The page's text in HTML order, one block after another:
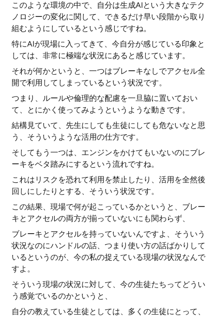
このような環境の中で、自分は生成AIという大きなテク
ノロジーの変化に関して、できるだけ早い段階から取り
組むようにしているという感じですね。
特にAIが現場に入ってきて、今自分が感じている印象と
しては、非常に極端な状況にあると感じています。
それが何かというと、一つはブレーキなしでアクセル全
開で利用してしまっているという状況です。
つまり、ルールや倫理的な配慮を一旦脇に置いておい
て、とにかく使ってみようというような動きです。
結構見ていて、先生にしても生徒にしても危ないなと思
う、そういうような活用の仕方です。
そしてもう一つは、エンジンをかけてもいないのにブレ
ーキをベタ踏みにするという流れですね。
これはリスクを恐れて利用を禁止したり、活用を全然後
回しにしたりとする、そういう状況です。
この結果、現場で何が起こっているかというと、ブレー
キとアクセルの両方が揃っていないにも関わらず、
ブレーキとアクセルを持っていないんですよ、そういう
状況なのにハンドルの話、つまり使い方の話ばかりして
いるというのが、今の私の捉えている現場の状況なんで
すよ。
そういう現場の状況に対して、今の生徒たちってどうい
う感覚でいるのかというと、
自分の教えている生徒としては、多くの生徒にとって、